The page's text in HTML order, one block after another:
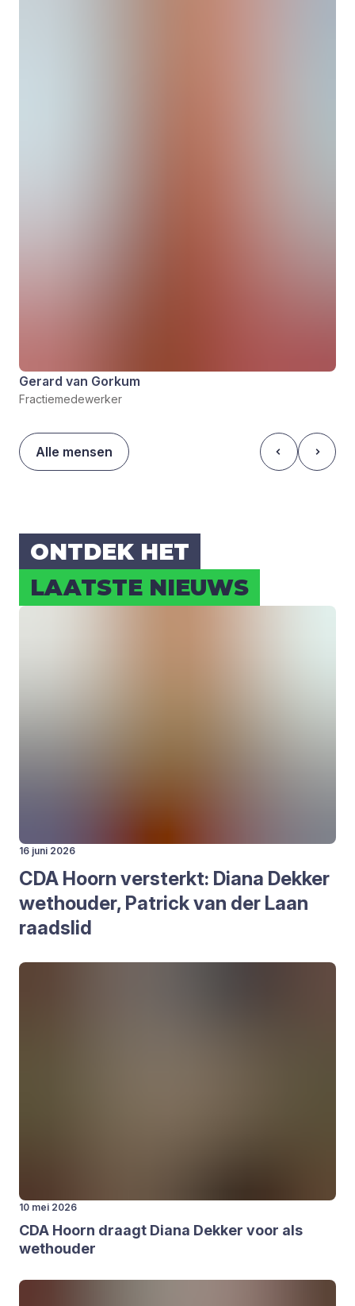
Gerard van Gorkum
Fractiemedewerker
Alle mensen
ONT­DEK HET
LAAT­STE NIEUWS
16 juni 2026
CDA Hoorn ver­sterkt: Dia­na Dek­ker
wet­hou­der, Patrick van der Laan
raads­lid
10 mei 2026
CDA Hoorn draagt Dia­na Dek­ker voor als
wet­hou­der